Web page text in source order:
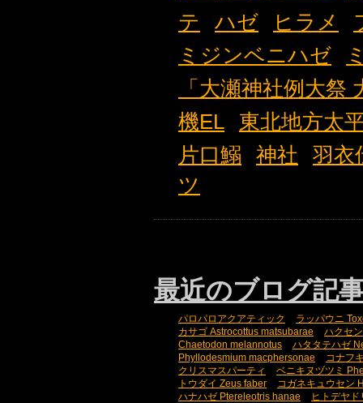
テ
ハゼ ヒラメ
ミジンベニハゼ
「大瀬神社例大祭
機EL
東北地方太
片口鰯
神社
羽衣
ツ
最近のブログ記
パロパロアクアティック
ラッパウニ
カサゴ Astrocottus matsubarae
ハクセ
Chaetodon melannotus
ハタタテハゼ
Phyllodesmium macphersonae
コナフ
クリスマスパーティ
ベニキヌヅツミ
トウダイ Zeus faber
コガネキュウセン
ハナハゼ Ptereleotris hanae
ヒトデヤ